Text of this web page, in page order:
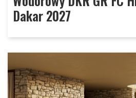
Dakar 2027